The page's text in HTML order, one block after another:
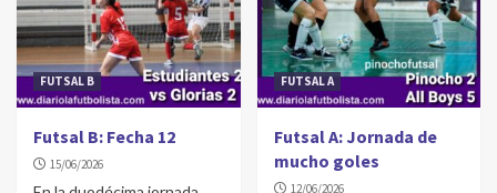
FUTSAL B
Futsal B: Fecha 12
15/06/2026
FUTSAL A
Futsal A: Jornada de
mucho goles
12/06/2026